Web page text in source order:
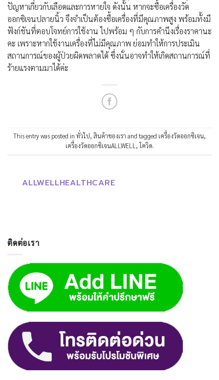
ปัญหาเกี่ยวกับเลือดและการหายใจ ดังนั้น หากจะซื้อเครื่องวัด
ออกซิเจนปลายนิ้ว จึงจำเป็นต้องซื้อเครื่องที่มีคุณภาพสูง พร้อมทั้งมี
ฟังก์ชันที่ตอบโจทย์การใช้งาน ไปพร้อม ๆ กับการคำนึงเรื่องราคานะ
คะ เพราะหากใช้งานเครื่องที่ไม่มีคุณภาพ ย่อมทำให้การประเมิน
สถานการณ์ของผู้ป่วยผิดพลาดได้ ซึ่งนั่นอาจทำให้เกิดสถานการณ์ที่
ร้ายแรงตามมาได้ค่ะ
This entry was posted in ทั่วไป, สินค้าของเรา and tagged เครื่องวัดออกซิเจน,
เครื่องวัดออกซิเจนALLWELL ,โควิด.
ALLWELLHEALTHCARE
ติดต่อเรา